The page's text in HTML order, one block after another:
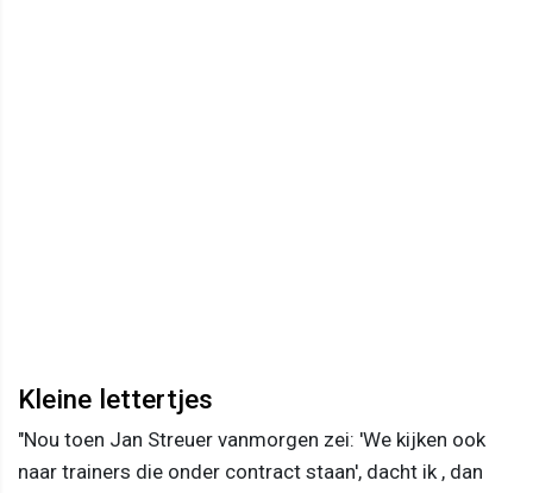
Kleine lettertjes
"Nou toen Jan Streuer vanmorgen zei: 'We kijken ook
naar trainers die onder contract staan', dacht ik , dan